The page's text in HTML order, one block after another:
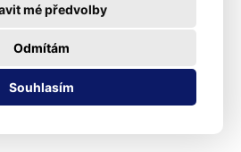
Souhlasím
Odmítám
mé předvolby